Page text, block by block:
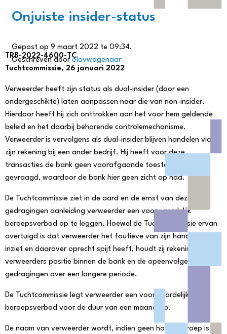
Onjuiste insider-status
Gepost op 9 maart 2022 te 09:34.
Geschreven door olavwagenaar
TRB-2022-4600-TC
Tuchtcommissie, 26 januari 2022
Verweerder heeft zijn status als dual-insider (door een
ondergeschikte) laten aanpassen naar die van non-insider.
Hierdoor heeft hij zich onttrokken aan het voor hem geldende
beleid en het daarbij behorende controlemechanisme.
Verweerder is vervolgens als dual-insider blijven handelen via
zijn rekening bij een ander bedrijf. Hij heeft voor deze
transacties de bank geen voorafgaande toestemming
gevraagd, waardoor de bank hier geen zicht op had.
De Tuchtcommissie ziet in de aard en de ernst van deze
gedragingen aanleiding verweerder een voorwaardelijk
beroepsverbod op te leggen. Hoewel de Tuchtcommissie ervan
overtuigd is dat verweerder het foutieve van zijn handelen
inziet en daarover oprecht spijt heeft, houdt zij rekening met
verweerders positie binnen de bank en de opeenvolgende
gedragingen over een langere periode.
De Tuchtcommissie legt verweerder een voorwaardelijk
beroepsverbod voor de duur van een maand op.
De naam van verweerder wordt, indien geen hoger beroep is